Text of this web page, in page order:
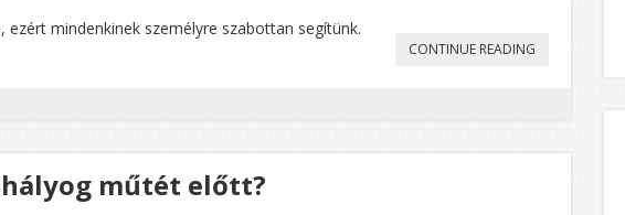
mindenkinek személyre szabottan segítünk.
CONTINUE READING
TANÁCSADÁS”
műtét előtt?